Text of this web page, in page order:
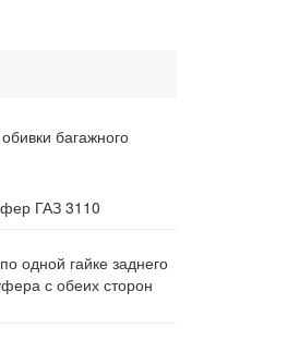
багажного
одной гайке заднего
с обеих сторон